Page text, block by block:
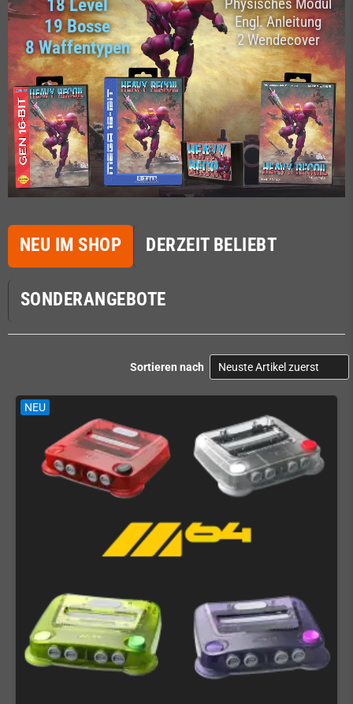
18 Level
19 Bosse
8 Waffentypen
Engl. Anleitung
2 Wendecover
NEU IM SHOP DERZEIT BELIEBT
SONDERANGEBOTE
Sortieren nach
NEU